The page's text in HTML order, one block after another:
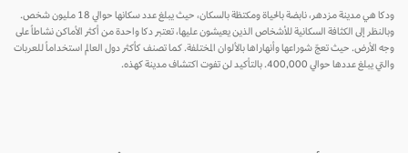
ودكا هي مدينة مزدهر، نابضة بالحياة ومكتظة بالسكان، حيث يبلغ عدد سكانها حوالي 18 مليون شخص.
وبالنظر إلى الكثافة السكانية للأشخاص الذين يعيشون عليها، تعتبر دكا واحدة من أكثر الأماكن نشاطاً على
وجه الأرض. حيث تعجّ شوراعها وأنهاراها بالألوان المختلفة. كما تصنف كأكثر دول العالم استخداماً للعربات
والتي يبلغ عددها حوالي 400,000. بالتأكيد لن تفوت اكتشاف مدينة كهذه.